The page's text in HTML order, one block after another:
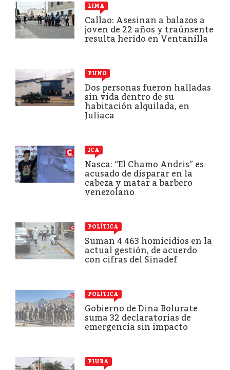
LIMA
Callao: Asesinan a balazos a
joven de 22 años y traúnsente
resulta herido en Ventanilla
PUNO
Dos personas fueron halladas
sin vida dentro de su
habitación alquilada, en
Juliaca
ICA
Nasca: “El Chamo Andris” es
acusado de disparar en la
cabeza y matar a barbero
venezolano
POLÍTICA
Suman 4 463 homicidios en la
actual gestión, de acuerdo
con cifras del Sinadef
POLÍTICA
Gobierno de Dina Bolurate
suma 32 declaratorias de
emergencia sin impacto
PIURA